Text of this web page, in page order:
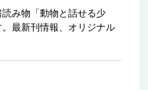
み物「動物と話せる少
最新刊情報、オリジナル